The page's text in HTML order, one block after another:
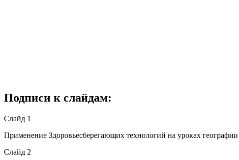
Подписи к слайдам:
Слайд 1
Применение Здоровьесберегающих технологий на уроках
Слайд 2